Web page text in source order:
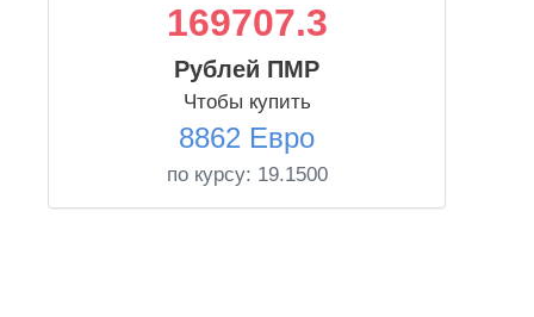
169707.3
Рублей ПМР
Чтобы купить
8862 Евро
по курсу: 19.1500